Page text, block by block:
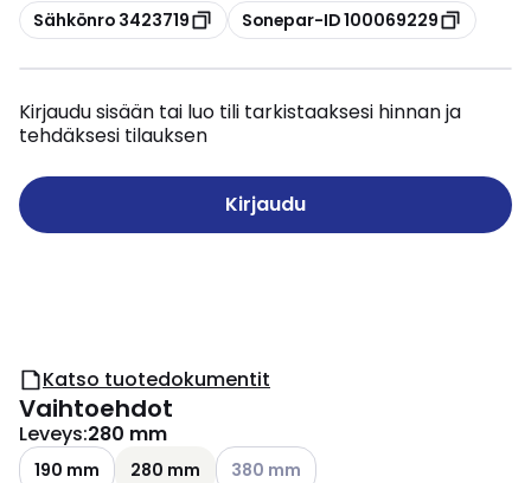
Kopioi
Sähkönro 3423719 Kopioi
Sonepar-ID 100069229
Kirjaudu sisään tai luo tili tarkistaaksesi hinnan ja
tehdäksesi tilauksen
Kirjaudu
Katso tuotedokumentit
Vaihtoehdot
Leveys:280 mm
190 mm 280 mm Katso käytettävissä olevat
380 mm